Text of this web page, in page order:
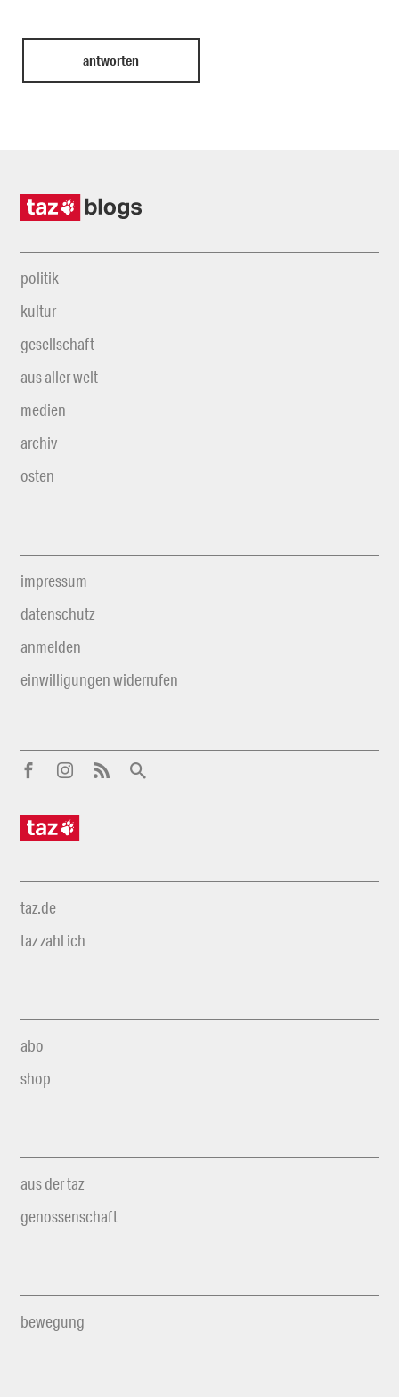
politik
kultur
gesellschaft
aus aller welt
medien
archiv
osten
impressum
datenschutz
anmelden
einwilligungen widerrufen
taz.de
taz zahl ich
abo
shop
aus der taz
genossenschaft
bewegung